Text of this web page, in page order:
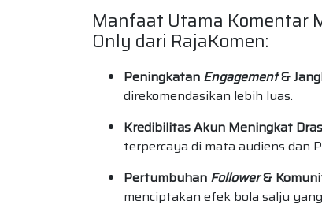
Manfaat Utama Komentar
Only dari RajaKomen:
Peningkatan Engagement&
direkomendasikan lebih luas.
Kredibilitas Akun Meningkat
terpercaya di mata audiens dan
Pertumbuhan Follower&
menciptakan efek bola salju